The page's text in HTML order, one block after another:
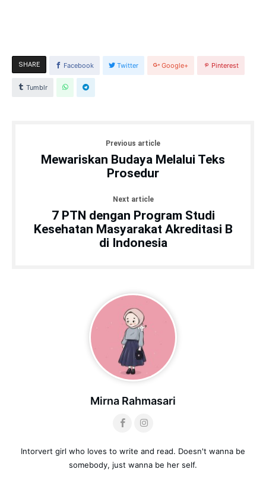
SHARE Facebook Twitter Google+ Pinterest
Tumblr
Previous article
Mewariskan Budaya Melalui Teks
Prosedur
Next article
7 PTN dengan Program Studi
Kesehatan Masyarakat Akreditasi B
di Indonesia
Mirna Rahmasari
Intorvert girl who loves to write and read. Doesn't wanna be
somebody, just wanna be her self.